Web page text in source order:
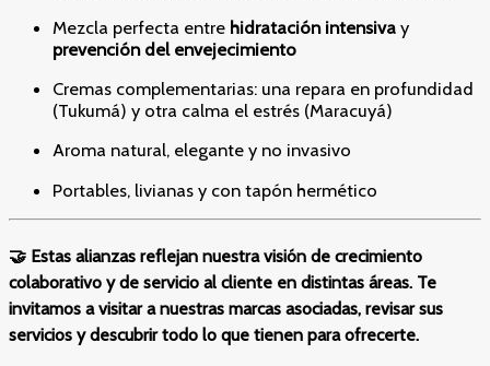
Mezcla perfecta entre hidratación intensiva y
prevención del envejecimiento
Cremas complementarias: una repara en profundidad
(Tukumá) y otra calma el estrés (Maracuyá)
Aroma natural, elegante y no invasivo
Portables, livianas y con tapón hermético
🤝 Estas alianzas reflejan nuestra visión de crecimiento
colaborativo y de servicio al cliente en distintas áreas. Te
invitamos a visitar a nuestras marcas asociadas, revisar sus
servicios y descubrir todo lo que tienen para ofrecerte.